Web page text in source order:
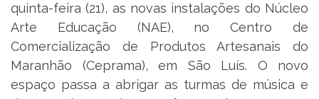
quinta-feira (21), as novas instalações do Núcleo
Arte Educação (NAE), no Centro de
Comercialização de Produtos Artesanais do
Maranhão (Ceprama), em São Luís. O novo
espaço passa a abrigar as turmas de música e